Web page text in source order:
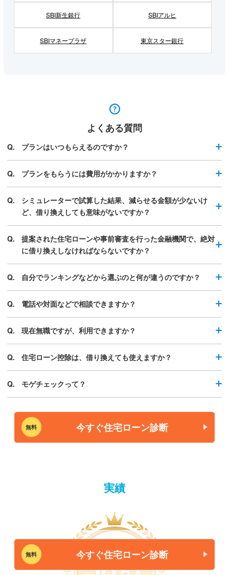
SBI新生銀行 SBIアルヒ
SBIマネープラザ 東京スター銀行
よくある質問
プランはいつもらえるのですか？
プランをもらうには費用がかかりますか？
シミュレーターで試算した結果、減らせる金額が少ないけ
ど、借り換えしても意味がないですか？
提案された住宅ローンや事前審査を行った金融機関で、絶対
に借り換えしなければならないですか？
自分でランキングなどから選ぶのと何が違うのですか？
電話や対面などで相談できますか？
現在無職ですが、利用できますか？
住宅ローン控除は、借り換えても使えますか？
モゲチェックって？
無料 今すぐ住宅ローン診断
実績
無料 今すぐ住宅ローン診断